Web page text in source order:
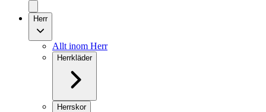
Herr
Allt inom Herr
Herrkläder
Herrskor